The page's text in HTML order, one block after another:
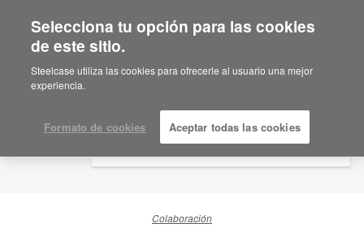
Are you in United States?
Would you like to see Products we sell in
your region?
English
Español
Colaboración
Selecciona tu opción para las cookies
de este sitio.
Steelcase utiliza las cookies para ofrecerle al usuario una mejor
experiencia.
Formato de cookies Aceptar todas las cookies